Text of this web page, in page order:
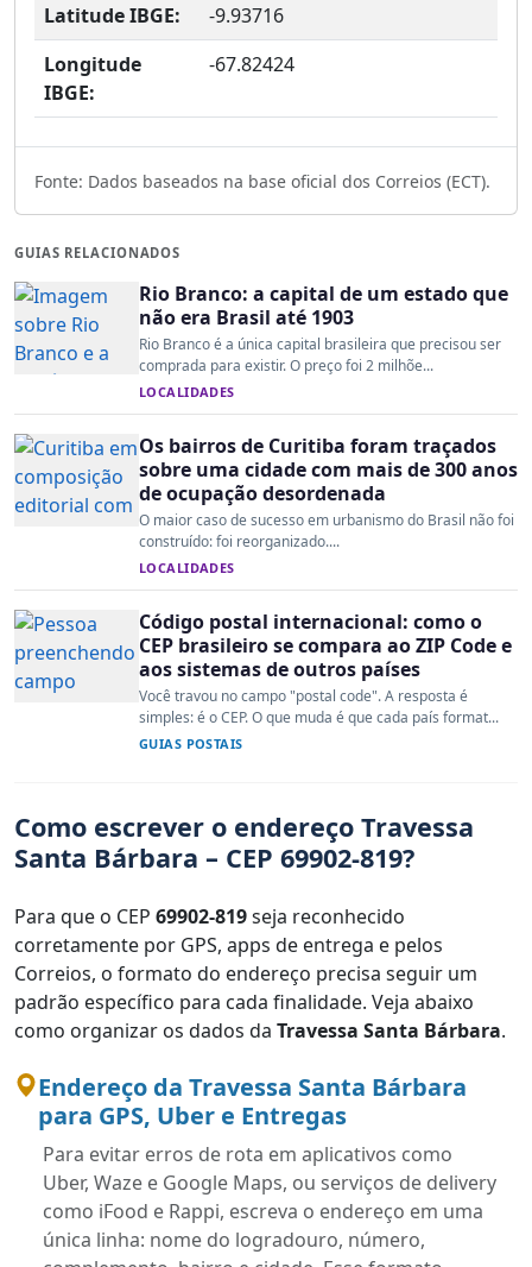
Latitude IBGE:
-9.93716
Longitude
IBGE:
-67.82424
Fonte: Dados baseados na base oficial dos Correios (ECT).
GUIAS RELACIONADOS
Rio Branco: a capital de um estado que
não era Brasil até 1903
Rio Branco é a única capital brasileira que precisou ser
comprada para existir. O preço foi 2 milhõe...
LOCALIDADES
Os bairros de Curitiba foram traçados
sobre uma cidade com mais de 300 anos
de ocupação desordenada
O maior caso de sucesso em urbanismo do Brasil não foi
construído: foi reorganizado....
LOCALIDADES
Código postal internacional: como o
CEP brasileiro se compara ao ZIP Code e
aos sistemas de outros países
Você travou no campo "postal code". A resposta é
simples: é o CEP. O que muda é que cada país format...
GUIAS POSTAIS
Como escrever o endereço Travessa
Santa Bárbara – CEP 69902-819?
Para que o CEP 69902-819seja reconhecido
corretamente por GPS, apps de entrega e pelos
Correios, o formato do endereço precisa seguir um
padrão específico para cada finalidade. Veja abaixo
como organizar os dados da Travessa Santa Bárbara.
Endereço da Travessa Santa Bárbara
para GPS, Uber e Entregas
Para evitar erros de rota em aplicativos como
Uber, Waze e Google Maps, ou serviços de delivery
como iFood e Rappi, escreva o endereço em uma
única linha: nome do logradouro, número,